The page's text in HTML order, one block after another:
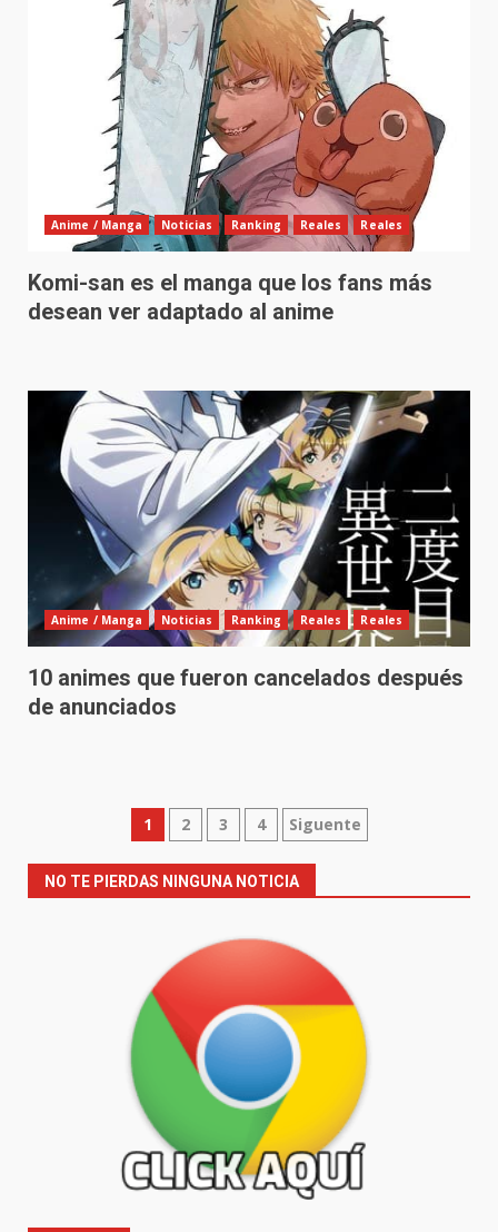
Anime / Manga Noticias Ranking Reales Reales
Komi-san es el manga que los fans más
desean ver adaptado al anime
Anime / Manga Noticias Ranking Reales Reales
10 animes que fueron cancelados después
de anunciados
Paginación
de
1 2 3 4 Siguente
NO TE PIERDAS NINGUNA NOTICIA